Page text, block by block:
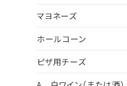
マヨネーズ
ホールコーン
ピザ用チーズ